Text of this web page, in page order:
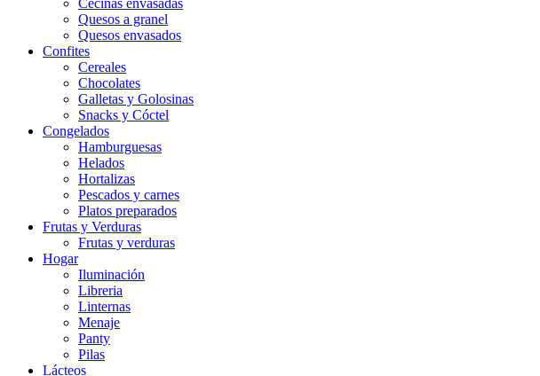
Cecinas envasadas
Quesos a granel
Quesos envasados
Confites
Cereales
Chocolates
Galletas y Golosinas
Snacks y Cóctel
Congelados
Hamburguesas
Helados
Hortalizas
Pescados y carnes
Platos preparados
Frutas y Verduras
Frutas y verduras
Hogar
Iluminación
Libreria
Linternas
Menaje
Panty
Pilas
Lácteos